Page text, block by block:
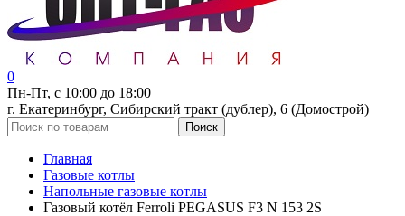
0
Пн-Пт, с 10:00 до 18:00
г. Екатеринбург, Сибирский тракт (дублер), 6 (Домострой)
Поиск
Главная
Газовые котлы
Напольные газовые котлы
Газовый котёл Ferroli PEGASUS F3 N 153 2S